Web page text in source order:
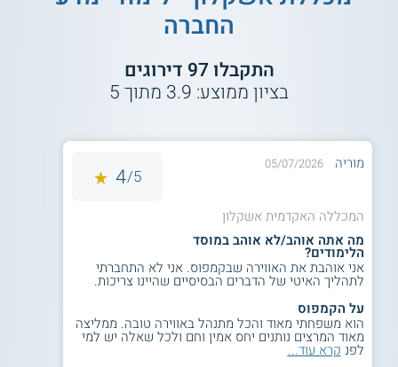
הכנה לפיתוח קריירה וללימודים מתקדמים
לקראת תום הלימודים פועלים במרכז להכוונה תעסוקתית לחשוף
את הסטודנטים לאפשרויות ההמשך ללימודים מתקדמים ולאפיקי
פיתוח קריירה. הלימודים מקנים כלים להשתלבות בשלל תפקידים
בוגרים שמעוניינים להמשיך לתארים מתקדמים יכולים לעשות זאת
בכל מוסד אקדמי בישראל. בפני הבוגרים עומדים אפשרויות
מגוונות לתואר שני, כגון תואר שני במנהל ציבורי, תואר שני
באנתרופולוגיה של רפואה.
למידע נוסף לחצו: מכללת אשקלון | המכללה
האקדמית אשקלון
החברה
התקבלו97 דירוגים
בציון ממוצע: 3.9 מתוך5
מוריה 05/07/2026
5/
4
המכללה האקדמית אשקלון
מה אתה אוהב/לא אוהב במוסד
הלימודים?
אני אוהבת את האווירה שבקמפוס. אני לא התחברתי
לתהליך האיטי של הדברים הבסיסיים שהיינו צריכות.
על הקמפוס
הוא משפחתי מאוד והכל מתנהל באווירה טובה. ממליצה
מאוד המרצים נותנים יחס אמין וחם ולכל שאלה יש למי
לפנ קרא עוד...